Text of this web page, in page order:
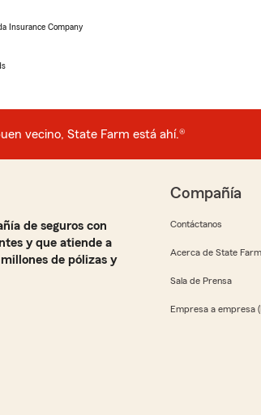
Insurance Company
vecino, State Farm está ahí.®
de seguros con
y que atiende a
de pólizas y
Compañía
Contáctanos
Acerca de State Farm
Sala de Prensa
Empresa a empresa